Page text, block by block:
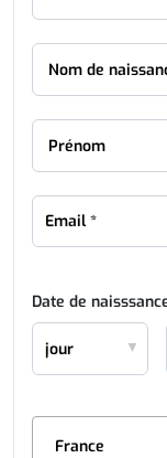
Nom de
Prénom
Date de
France